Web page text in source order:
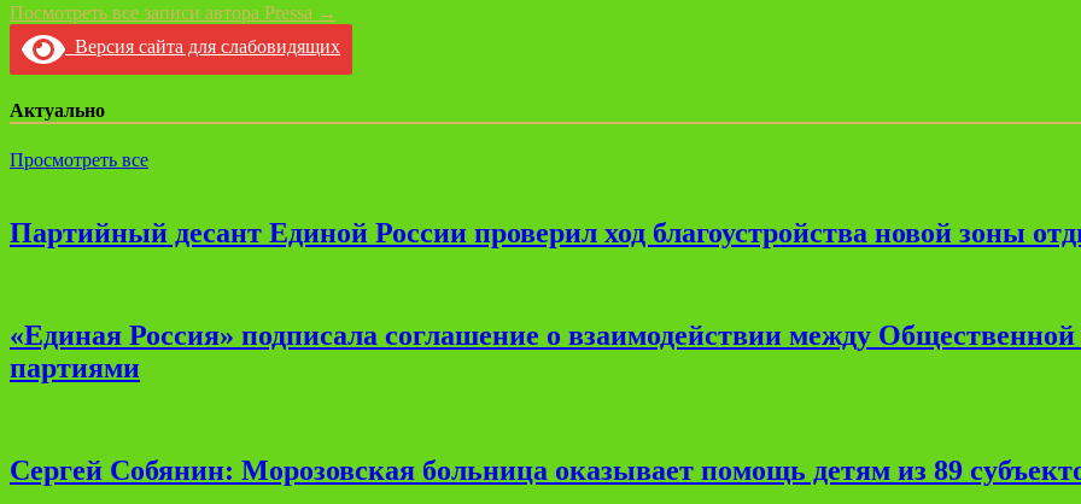
Посмотреть все записи автора Pressa →
Версия сайта для слабовидящих
Актуально
Просмотреть все
Партийный десант Единой России проверил ход благоустройства новой зоны
«Единая Россия» подписала соглашение о взаимодействии между
партиями
Сергей Собянин: Морозовская больница оказывает помощь детям из 89